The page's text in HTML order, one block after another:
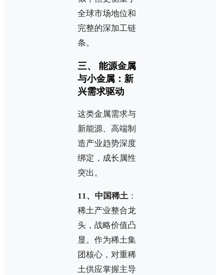
全球市场地位和
完整的深加工链
条。
三、 能源金属
与小金属：新
兴需求驱动
这类金属需求与
新能源、高端制
造产业趋势深度
绑定，成长属性
突出。
11、中国稀土 ：
稀土产业整合龙
头，战略价值凸
显。作为稀土集
团核心，对重稀
土供应掌握主导